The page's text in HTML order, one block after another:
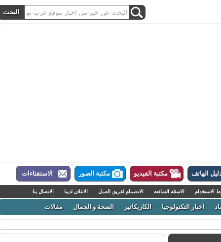
الهاتف مكتبة الفيديو مكتبة الصور الاستفتاءات
الاسئلة الشائعة الانضمام لفريق العمل الاعلان لدينا الاتصال بنا
اخبار التكنولوجيا الكاريكاتير الصحة و الجمال مقالات